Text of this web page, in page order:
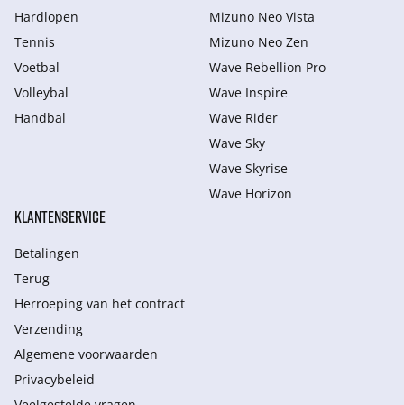
Hardlopen
Tennis
Voetbal
Volleybal
Handbal
Mizuno Neo Vista
Mizuno Neo Zen
Wave Rebellion Pro
Wave Inspire
Wave Rider
Wave Sky
Wave Skyrise
Wave Horizon
KLANTENSERVICE
Betalingen
Terug
Herroeping van het contract
Verzending
Algemene voorwaarden
Privacybeleid